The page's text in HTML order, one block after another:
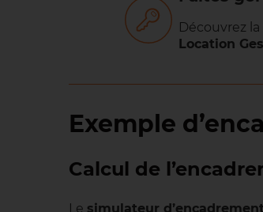
Découvrez
Location
Exemple
Calcul de
Le simulateur